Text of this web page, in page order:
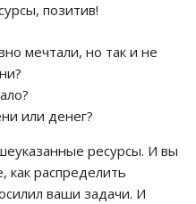
позитив!
мечтали, но так и не
или денег?
ресурсы. И вы
как распределить
ваши задачи. И